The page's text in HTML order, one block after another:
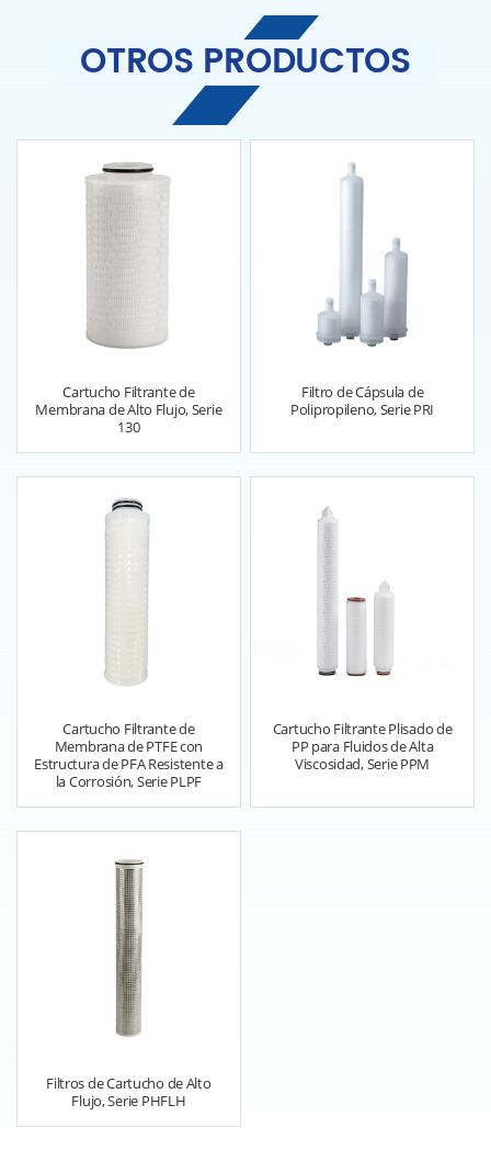
OTROS PRODUCTOS
Cartucho Filtrante de
Membrana de Alto Flujo, Serie
130
Filtro de Cápsula de
Polipropileno, Serie PRI
Cartucho Filtrante de
Membrana de PTFE con
Estructura de PFA Resistente a
la Corrosión, Serie PLPF
Cartucho Filtrante Plisado de
PP para Fluidos de Alta
Viscosidad, Serie PPM
Filtros de Cartucho de Alto
Flujo, Serie PHFLH